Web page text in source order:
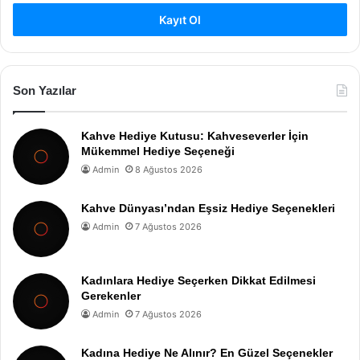
Kayıt Ol
Son Yazılar
Kahve Hediye Kutusu: Kahveseverler İçin
Mükemmel Hediye Seçeneği
Admin 8 Ağustos 2026
Kahve Dünyası’ndan Eşsiz Hediye Seçenekleri
Admin 7 Ağustos 2026
Kadınlara Hediye Seçerken Dikkat Edilmesi
Gerekenler
Admin 7 Ağustos 2026
Kadına Hediye Ne Alınır? En Güzel Seçenekler